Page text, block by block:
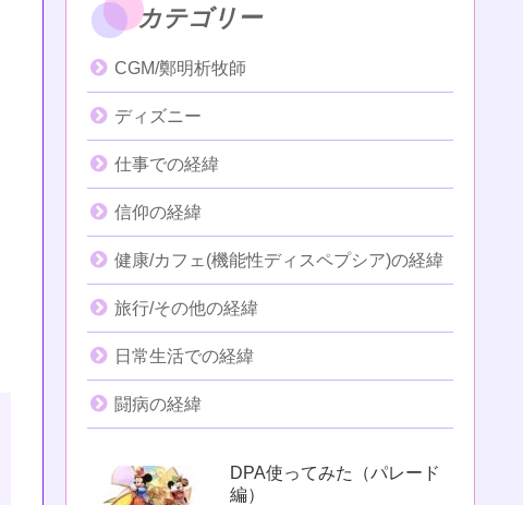
カテゴリー
CGM/鄭明析牧師
ディズニー
仕事での経緯
信仰の経緯
健康/カフェ(機能性ディスペプシア)の経緯
旅行/その他の経緯
日常生活での経緯
闘病の経緯
DPA使ってみた（パレード
編）